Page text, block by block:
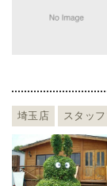
埼玉店 スタッ